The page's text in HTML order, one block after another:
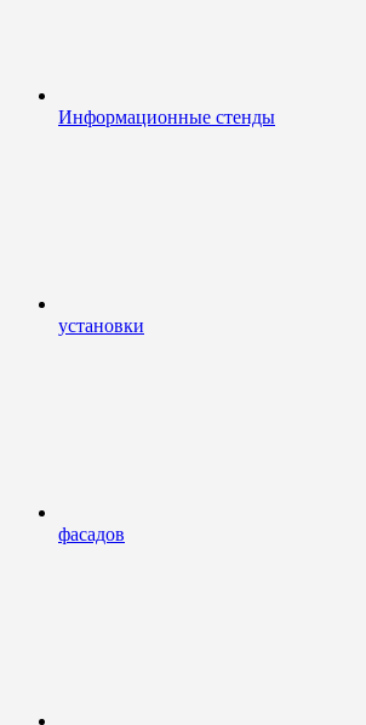
Информационные стенды
установки
фасадов